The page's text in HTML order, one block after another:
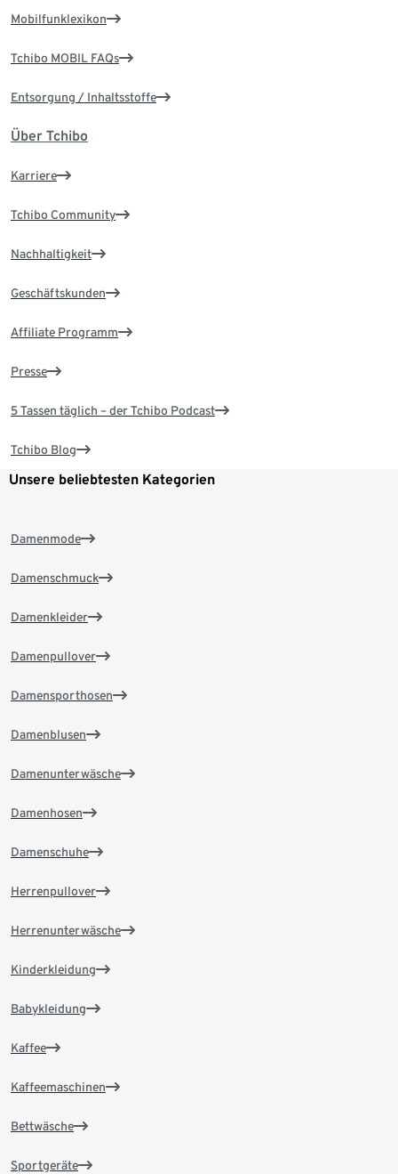
Mobilfunklexikon
Tchibo MOBIL FAQs
Entsorgung / Inhaltsstoffe
Über Tchibo
Karriere
Tchibo Community
Nachhaltigkeit
Geschäftskunden
Affiliate Programm
Presse
5 Tassen täglich – der Tchibo Podcast
Tchibo Blog
Unsere beliebtesten Kategorien
Damenmode
Damenschmuck
Damenkleider
Damenpullover
Damensporthosen
Damenblusen
Damenunterwäsche
Damenhosen
Damenschuhe
Herrenpullover
Herrenunterwäsche
Kinderkleidung
Babykleidung
Kaffee
Kaffeemaschinen
Bettwäsche
Sportgeräte